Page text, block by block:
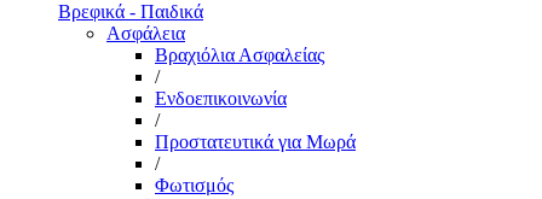
Βρεφικά - Παιδικά
Ασφάλεια
Βραχιόλια Ασφαλείας
/
Ενδοεπικοινωνία
/
Προστατευτικά για Μωρά
/
Φωτισμός